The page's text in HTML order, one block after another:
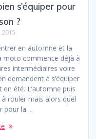
s’équiper pour
?
en automne et la
moto commence déjà à
intermédiaires voire
demandent à s’équiper
été. L’automne puis
rouler mais alors quel
pour la…